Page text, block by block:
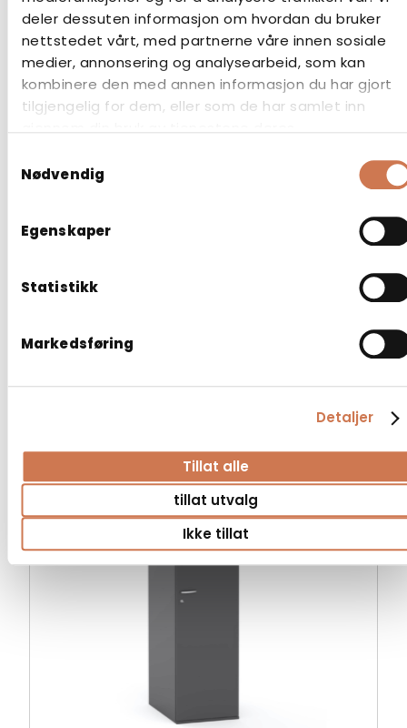
deler dessuten informasjon om hvordan du bruker
nettstedet vårt, med partnerne våre innen sosiale
medier, annonsering og analysearbeid, som kan
kombinere den med annen informasjon du har gjort
tilgjengelig for dem, eller som de har samlet inn
Nødvendig
Egenskaper
Statistikk
Markedsføring
Detaljer
Tillat alle
tillat utvalg
Ikke tillat